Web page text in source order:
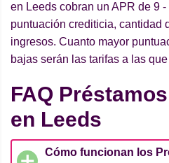
en Leeds cobran un APR de 9
puntuación crediticia, cantidad
ingresos. Cuanto mayor
bajas serán las tarifas a las
FAQ
en Leeds
Cómo funcionan los